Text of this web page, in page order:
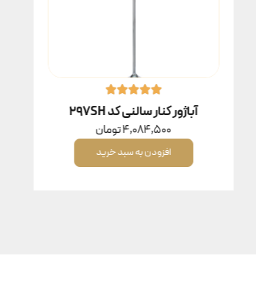
آباژور کنار سالنی کد 297SH
4,084,500تومان
افزودن به سبد خرید